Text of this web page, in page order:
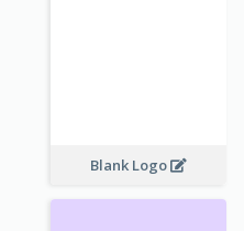
Blank Logo